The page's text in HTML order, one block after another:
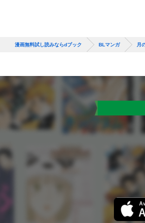
漫画無料試し読みならdブック BLマンガ 月